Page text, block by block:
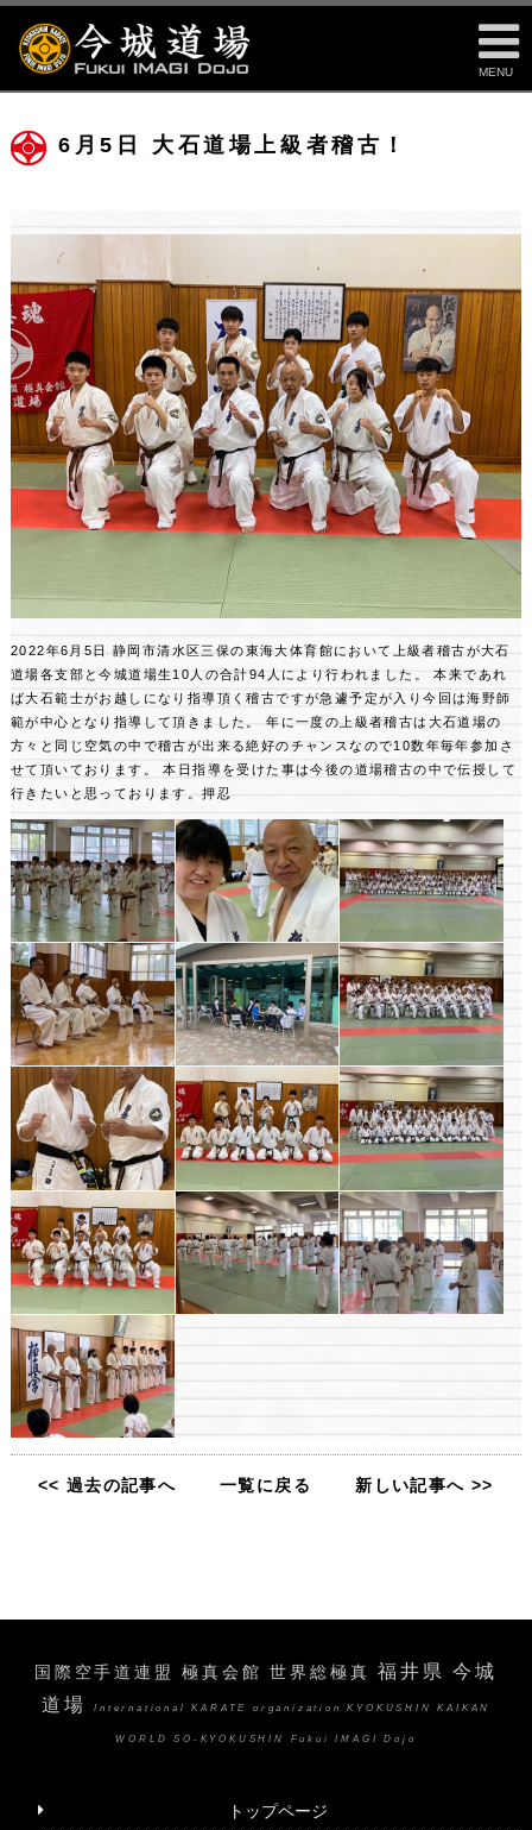
MENU
6月5日 大石道場上級者稽古！
2022年6月5日 静岡市清水区三保の東海大体育館において上級者稽古が大石
道場各支部と今城道場生10人の合計94人により行われました。
本来であれ
ば大石範士がお越しになり指導頂く稽古ですが急遽予定が入り今回は海野師
範が中心となり指導して頂きました。
年に一度の上級者稽古は大石道場の
方々と同じ空気の中で稽古が出来る絶好のチャンスなので10数年毎年参加さ
せて頂いております。
本日指導を受けた事は今後の道場稽古の中で伝授して
行きたいと思っております。押忍
<< 過去の記事へ 一覧に戻る 新しい記事へ >>
国際空手道連盟 極真会館 世界総極真福井県 今城
道場
International KARATE organization KYOKUSHIN KAIKAN
WORLD SO-KYOKUSHIN Fukui IMAGI Dojo
トップページ